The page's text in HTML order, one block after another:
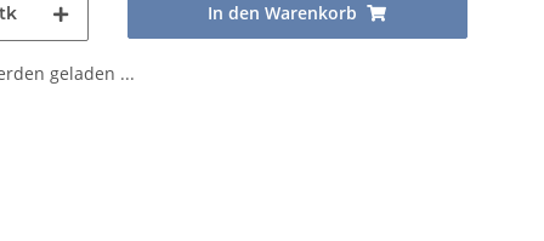
In den Warenkorb
geladen ...